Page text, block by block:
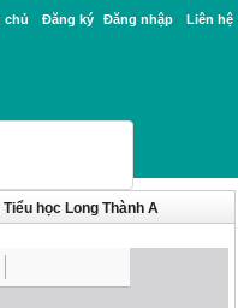
chủ Đăng ký Đăng nhập Liên hệ
học Long Thành A